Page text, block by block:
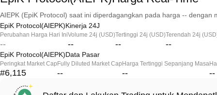
AIEPK (EpiK Protocol) saat ini diperdagangkan pada harga -- dengan
EpiK Protocol(AIEPK)Kinerja 24J
Perubahan Harga Hari Ini
--
Volume 24j (USD)
--
Tertinggi 24j (USD)
--
Terendah 24j
--
EpiK Protocol(AIEPK)Data Pasar
Peringkat Market Cap
#6,115
Fully Diluted Market Cap
--
Harga Tertinggi Sepanjang Masa
-- --